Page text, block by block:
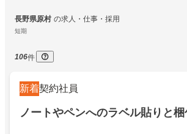
長野県原村 の求人・仕事・採用
短期
106件
新着契約社員
ノートやペンへのラベル貼りと梱